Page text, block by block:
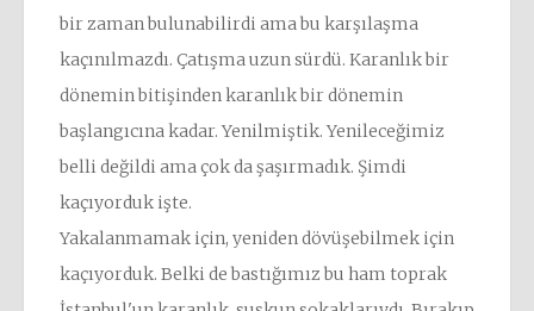
bir zaman bulunabilirdi ama bu karşılaşma
kaçınılmazdı. Çatışma uzun sürdü. Karanlık bir
dönemin bitişinden karanlık bir dönemin
başlangıcına kadar. Yenilmiştik. Yenileceğimiz
belli değildi ama çok da şaşırmadık. Şimdi
kaçıyorduk işte.
Yakalanmamak için, yeniden dövüşebilmek için
kaçıyorduk. Belki de bastığımız bu ham toprak